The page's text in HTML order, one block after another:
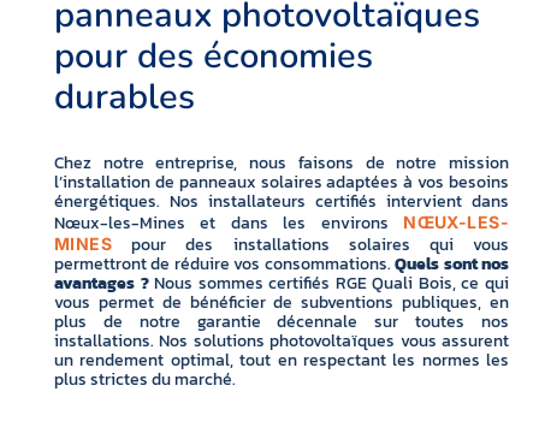
panneaux photovoltaïques
pour des économies
durables
Chez notre entreprise, nous faisons de notre mission
l’installation de panneaux solaires adaptées à vos besoins
énergétiques. Nos installateurs certifiés intervient dans
Nœux-les-Mines et dans les environs
NŒUX-LES-
MINES
pour des installations solaires qui vous
permettront de réduire vos consommations.Quels sont nos
avantages ?Nous sommes certifiés RGE Quali Bois, ce qui
vous permet de bénéficier de subventions publiques, en
plus de notre garantie décennale sur toutes nos
installations. Nos solutions photovoltaïques vous assurent
un rendement optimal, tout en respectant les normes les
plus strictes du marché.